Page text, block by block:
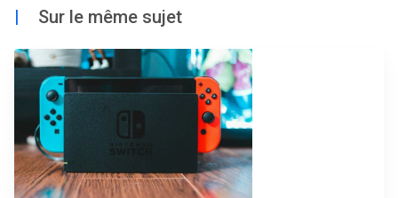
| Sur le même sujet